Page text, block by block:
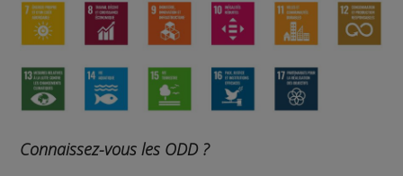
Connaissez-vous les ODD ?